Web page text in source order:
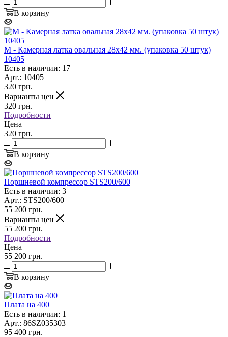
В корзину
M - Камерная латка овальная 28х42 мм. (упаковка 50 штук)
10405
Есть в наличии: 17
Арт.: 10405
320 грн.
Варианты цен
320 грн.
Подробности
Цена
320 грн.
В корзину
Поршневой компрессор STS200/600
Есть в наличии: 3
Арт.: STS200/600
55 200 грн.
Варианты цен
55 200 грн.
Подробности
Цена
55 200 грн.
В корзину
Плата на 400
Есть в наличии: 1
Арт.: 86SZ035303
95 400 грн.